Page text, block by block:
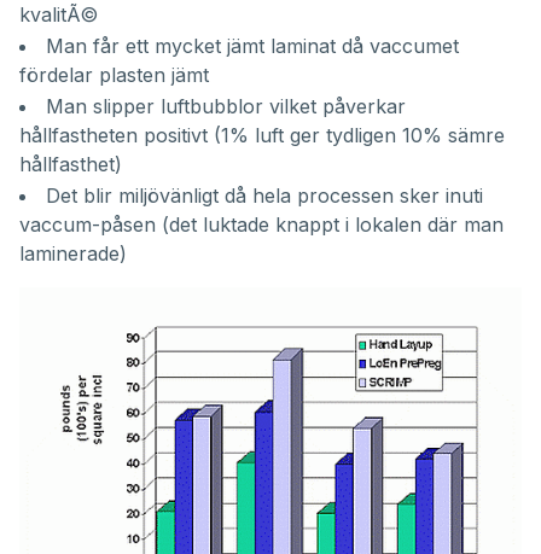
kvalitÃ©
Man får ett mycket jämt laminat då vaccumet
fördelar plasten jämt
Man slipper luftbubblor vilket påverkar
hållfastheten positivt (1% luft ger tydligen 10% sämre
hållfasthet)
Det blir miljövänligt då hela processen sker inuti
vaccum-påsen (det luktade knappt i lokalen där man
laminerade)